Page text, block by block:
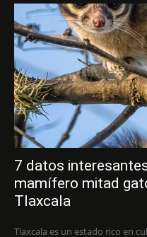
7 datos
mamífero mitad
Tlaxcala
Tlaxcala es un estado rico en